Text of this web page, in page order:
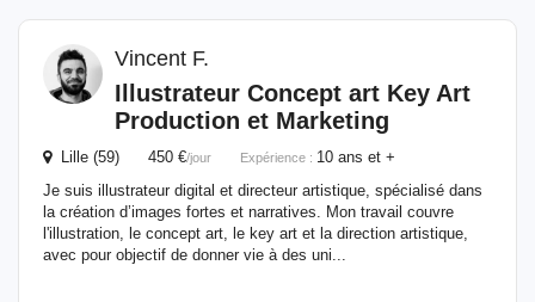
Vincent F.
Illustrateur Concept art Key Art
Production et Marketing
Lille (59) 450 €/jour Expérience : 10 ans et +
Je suis illustrateur digital et directeur artistique, spécialisé dans
la création d’images fortes et narratives. Mon travail couvre
l'illustration, le concept art, le key art et la direction artistique,
avec pour objectif de donner vie à des uni...